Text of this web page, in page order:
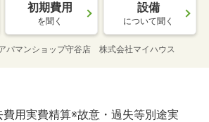
初期費用
を聞く
設備
について聞く
パマンショップ守谷店 株式会社マイハウス
用実費精算※故意・過失等別途実